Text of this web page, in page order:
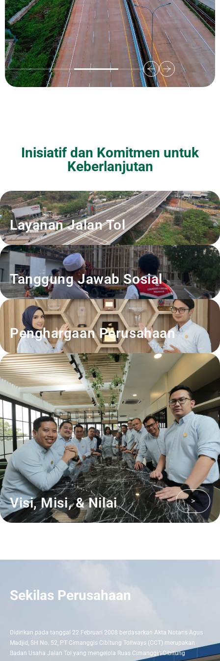
Inisiatif dan Komitmen untuk
Keberlanjutan
Layanan Jalan Tol
Tanggung Jawab Sosial
Penghargaan Perusahaan
Visi, Misi, & Nilai >
Sekilas Perusahaan
Didirikan pada tanggal 22 Februari 2008 berdasarkan Akta Notaris Agus
Madjid, SH No. 52, PT Cimanggis Cibitung Tollways (CCT) merupakan
Badan Usaha Jalan Tol yang mengelola Ruas Cimanggis-Cibitung